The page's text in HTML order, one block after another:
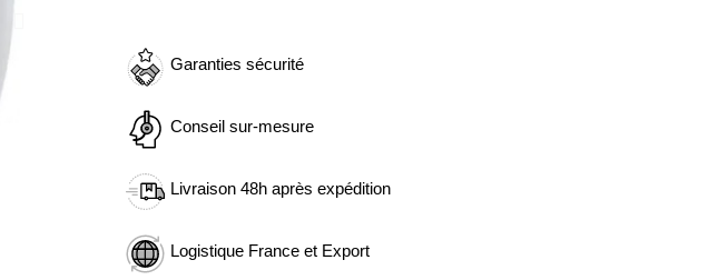
Garanties sécurité
Conseil sur-mesure
Livraison 48h après expédition
Logistique France et Export